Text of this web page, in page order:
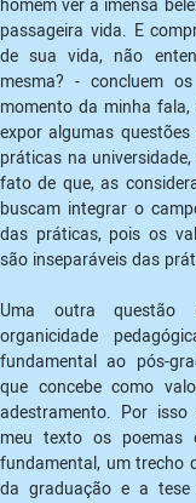
homem ver a imensa
passageira vida. E
de sua vida, não
mesma? - concluem
momento da minha
expor algumas
práticas na
fato de que, as
buscam integrar o
das práticas, pois os
são inseparáveis das
Uma outra
organicidade
fundamental ao pós-
que concebe como
adestramento. Por
meu texto os poemas
fundamental, um trecho
da graduação e a